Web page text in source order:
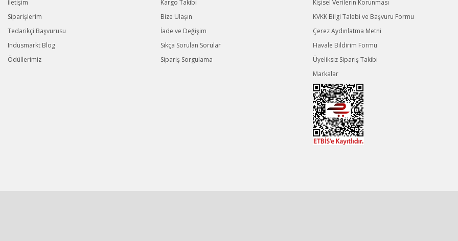
İletişim
Siparişlerim
Tedarikçi Başvurusu
Indusmarkt Blog
Ödüllerimiz
Kargo Takibi
Bize Ulaşın
İade ve Değişim
Sıkça Sorulan Sorular
Sipariş Sorgulama
Kişisel Verilerin Korunması
KVKK Bilgi Talebi ve Başvuru Formu
Çerez Aydınlatma Metni
Havale Bildirim Formu
Üyeliksiz Sipariş Takibi
Markalar